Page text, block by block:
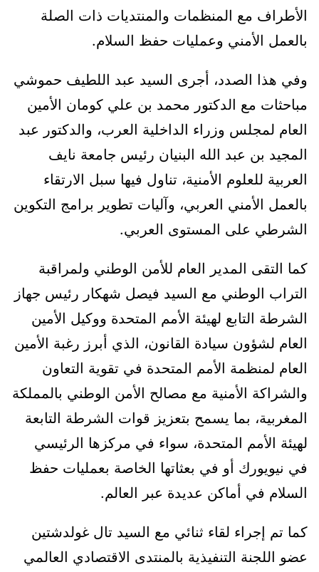
الأطراف مع المنظمات والمنتديات ذات الصلة
بالعمل الأمني وعمليات حفظ السلام.
وفي هذا الصدد، أجرى السيد عبد اللطيف حموشي
مباحثات مع الدكتور محمد بن علي كومان الأمين
العام لمجلس وزراء الداخلية العرب، والدكتور عبد
المجيد بن عبد الله البنيان رئيس جامعة نايف
العربية للعلوم الأمنية، تناول فيها سبل الارتقاء
بالعمل الأمني العربي، وآليات تطوير برامج التكوين
الشرطي على المستوى العربي.
كما التقى المدير العام للأمن الوطني ولمراقبة
التراب الوطني مع السيد فيصل شهكار رئيس جهاز
الشرطة التابع لهيئة الأمم المتحدة ووكيل الأمين
العام لشؤون سيادة القانون، الذي أبرز رغبة الأمين
العام لمنظمة الأمم المتحدة في تقوية التعاون
والشراكة الأمنية مع مصالح الأمن الوطني بالمملكة
المغربية، بما يسمح بتعزيز قوات الشرطة التابعة
لهيئة الأمم المتحدة، سواء في مركزها الرئيسي
في نيويورك أو في بعثاتها الخاصة بعمليات حفظ
السلام في أماكن عديدة عبر العالم.
كما تم إجراء لقاء ثنائي مع السيد تال غولدشتين
عضو اللجنة التنفيذية بالمنتدى الاقتصادي العالمي